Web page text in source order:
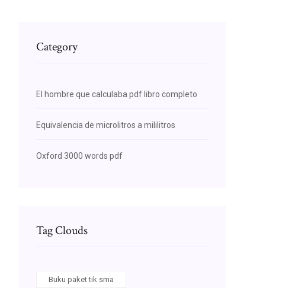
Category
El hombre que calculaba pdf libro completo
Equivalencia de microlitros a mililitros
Oxford 3000 words pdf
Tag Clouds
Buku paket tik sma